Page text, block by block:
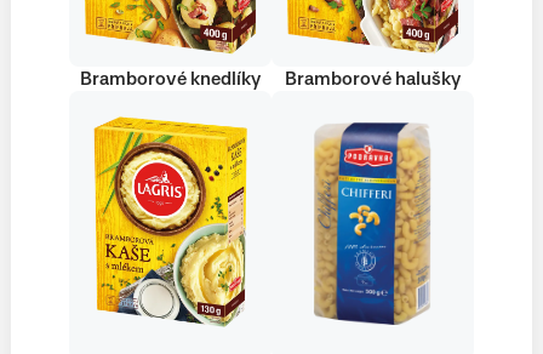
Bramborové knedlíky Bramborové halušky